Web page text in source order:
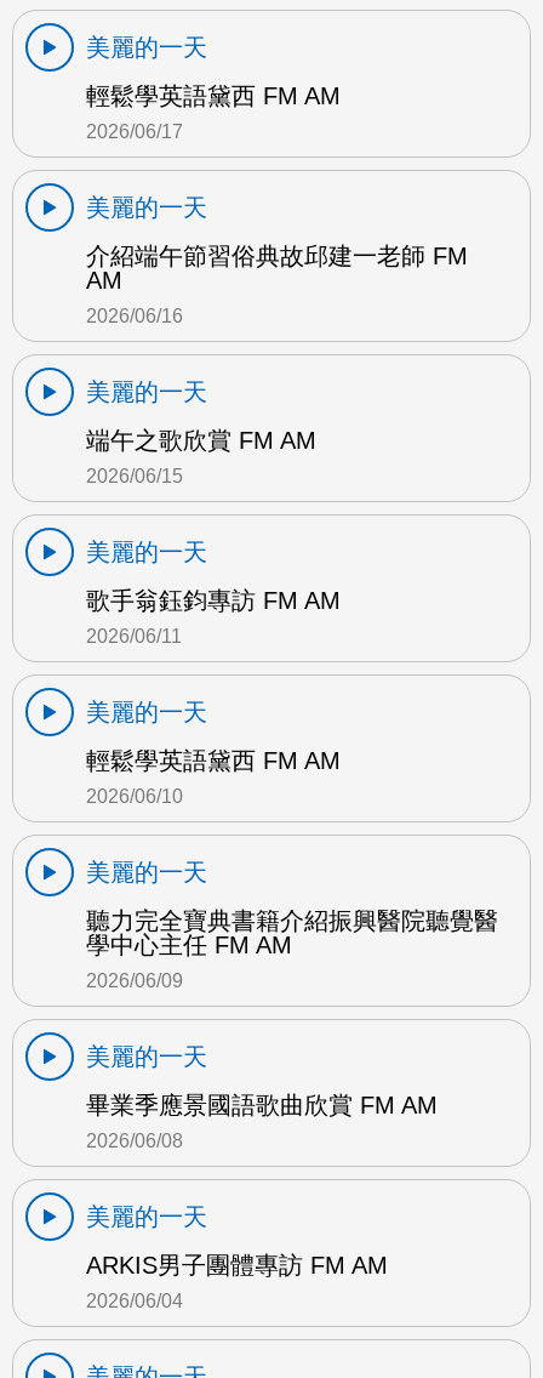
美麗的一天
輕鬆學英語黛西 FM AM
2026/06/17
美麗的一天
介紹端午節習俗典故邱建一老師 FM
AM
2026/06/16
美麗的一天
端午之歌欣賞 FM AM
2026/06/15
美麗的一天
歌手翁鈺鈞專訪 FM AM
2026/06/11
美麗的一天
輕鬆學英語黛西 FM AM
2026/06/10
美麗的一天
聽力完全寶典書籍介紹振興醫院聽覺醫
學中心主任 FM AM
2026/06/09
美麗的一天
畢業季應景國語歌曲欣賞 FM AM
2026/06/08
美麗的一天
ARKIS男子團體專訪 FM AM
2026/06/04